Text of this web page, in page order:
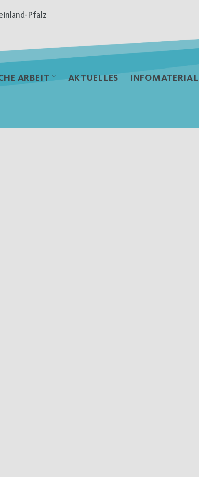
Pfalz
ARBEIT AKTUELLES INFOMATERIAL